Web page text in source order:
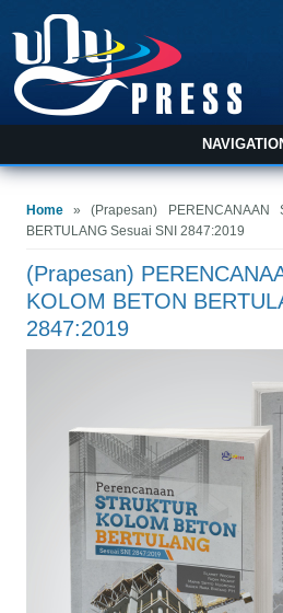
Home » (Prapesan) PERENCANAAN
BERTULANG Sesuai SNI 2847:2019
(Prapesan)
KOLOM BETON
2847:2019